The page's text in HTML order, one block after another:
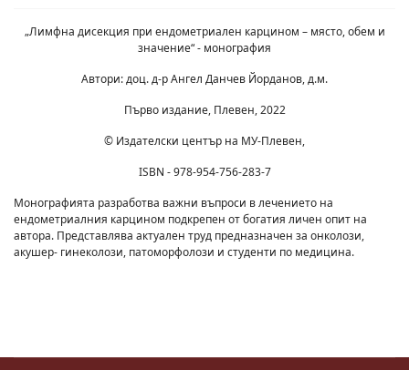
„Лимфна дисекция при ендометриален карцином – място, обем и
значение“ - монография
Автори: доц. д-р Ангел Данчев Йорданов, д.м.
Първо издание, Плевен, 2022
© Издателски център на МУ-Плевен,
ISBN - 978-954-756-283-7
Монографията разработва важни въпроси в лечението на
ендометриалния карцином подкрепен от богатия личен опит на
автора. Представлява актуален труд предназначен за онколози,
акушер- гинеколози, патоморфолози и студенти по медицина.